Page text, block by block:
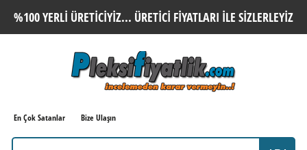
%100 YERLI ÜRETICIYIZ... ÜRETICI FIYATLARI ILE SIZLERLEYIZ
En Çok Satanlar Bize Ulaşın